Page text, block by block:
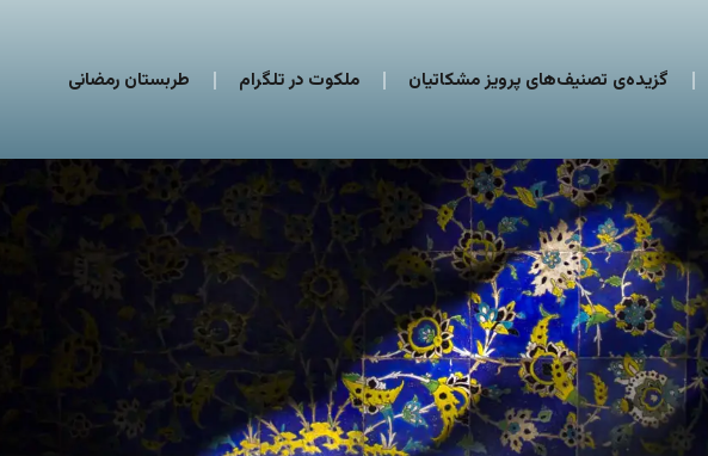
گزیده‌ی تصنیف‌های پرویز مشکاتیان ملکوت در تلگرام طربستان رمضانی